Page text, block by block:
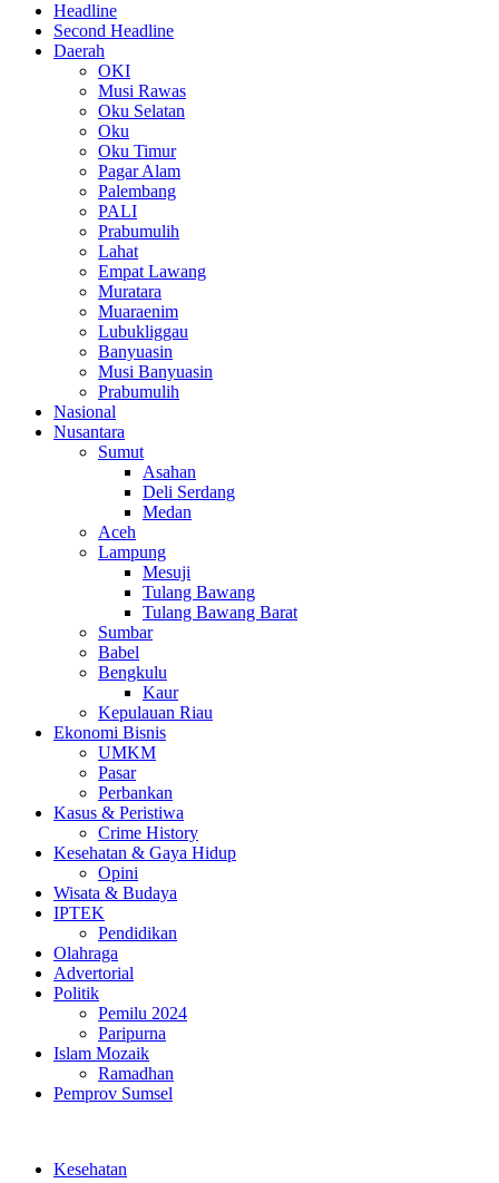
Headline
Second Headline
Daerah
OKI
Musi Rawas
Oku Selatan
Oku
Oku Timur
Pagar Alam
Palembang
PALI
Prabumulih
Lahat
Empat Lawang
Muratara
Muaraenim
Lubukliggau
Banyuasin
Musi Banyuasin
Prabumulih
Nasional
Nusantara
Sumut
Asahan
Deli Serdang
Medan
Aceh
Lampung
Mesuji
Tulang Bawang
Tulang Bawang Barat
Sumbar
Babel
Bengkulu
Kaur
Kepulauan Riau
Ekonomi Bisnis
UMKM
Pasar
Perbankan
Kasus & Peristiwa
Crime History
Kesehatan & Gaya Hidup
Opini
Wisata & Budaya
IPTEK
Pendidikan
Olahraga
Advertorial
Politik
Pemilu 2024
Paripurna
Islam Mozaik
Ramadhan
Pemprov Sumsel
Kesehatan